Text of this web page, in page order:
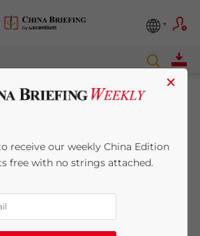
pour
×
receive our weekly China Edition
free with no strings attached.